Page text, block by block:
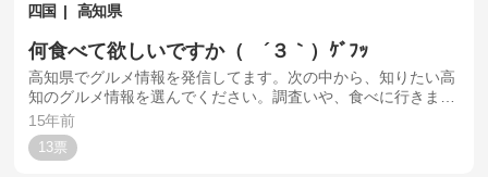
四国 高知県
何食べて欲しいですか（ ´３｀）ｹﾞﾌｯ
高知県でグルメ情報を発信してます。次の中から、知りたい高
知のグルメ情報を選んでください。調査いや、食べに行きま
す！！
15年前
13